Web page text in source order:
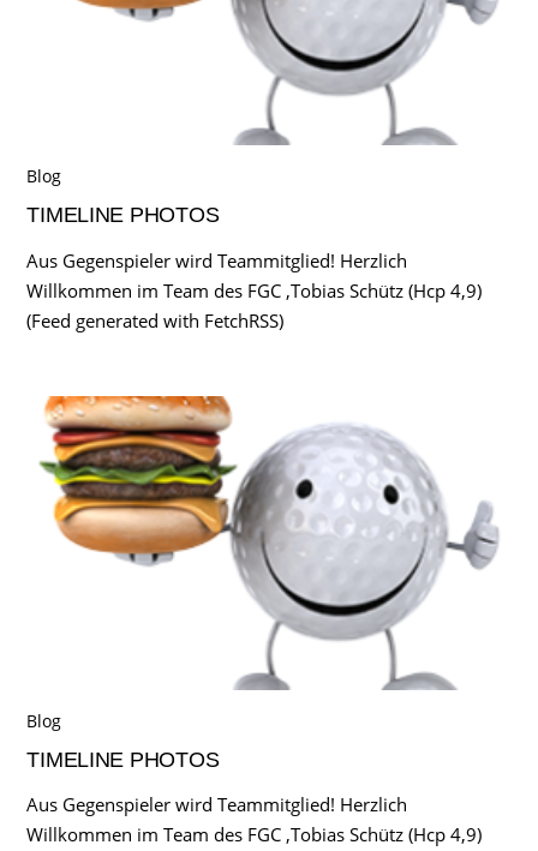
Blog
TIMELINE PHOTOS
Aus Gegenspieler wird Teammitglied! Herzlich
Willkommen im Team des FGC ,Tobias Schütz (Hcp 4,9)
(Feed generated with FetchRSS)
Blog
TIMELINE PHOTOS
Aus Gegenspieler wird Teammitglied! Herzlich
Willkommen im Team des FGC ,Tobias Schütz (Hcp 4,9)